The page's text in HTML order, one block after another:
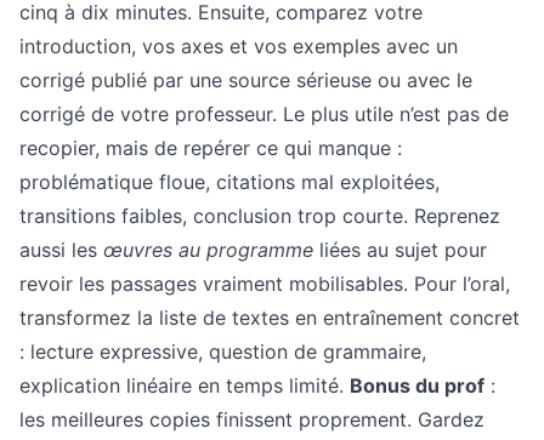
cinq à dix minutes. Ensuite, comparez votre
introduction, vos axes et vos exemples avec un
corrigé publié par une source sérieuse ou avec le
corrigé de votre professeur. Le plus utile n’est pas de
recopier, mais de repérer ce qui manque :
problématique floue, citations mal exploitées,
transitions faibles, conclusion trop courte. Reprenez
aussi les œuvres au programme liées au sujet pour
revoir les passages vraiment mobilisables. Pour l’oral,
transformez la liste de textes en entraînement concret
: lecture expressive, question de grammaire,
explication linéaire en temps limité. Bonus du prof :
les meilleures copies finissent proprement. Gardez